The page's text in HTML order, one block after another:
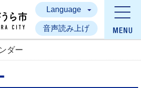
かすみがうら市
Language
音声読み上げ
ダー